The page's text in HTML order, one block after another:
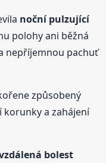
noční pulzující
polohy ani běžná
nepříjemnou pachuť
způsobený
korunky a zahájení
bolest